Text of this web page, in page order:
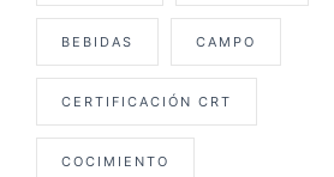
BEBIDAS CAMPO
CERTIFICACIÓN CRT
COCIMIENTO